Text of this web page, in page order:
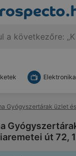
Gyógyszertárak üzlet
út 72,